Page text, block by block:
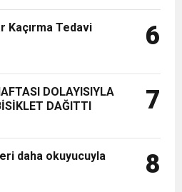
Kaçırma Tedavi
6
DOLAYISIYLA
DAĞITTI
7
daha okuyucuyla
8